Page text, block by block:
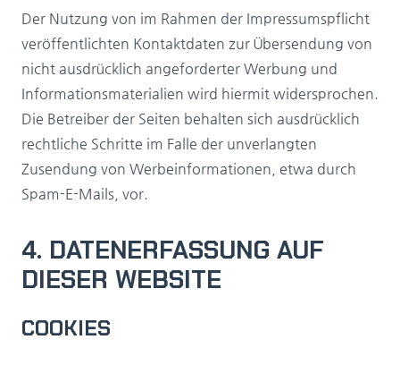
Der Nutzung von im Rahmen der Impressumspflicht
veröffentlichten Kontaktdaten zur Übersendung von
nicht ausdrücklich angeforderter Werbung und
Informationsmaterialien wird hiermit widersprochen.
Die Betreiber der Seiten behalten sich ausdrücklich
rechtliche Schritte im Falle der unverlangten
Zusendung von Werbeinformationen, etwa durch
Spam-E-Mails, vor.
4. DATENERFASSUNG AUF
DIESER WEBSITE
COOKIES